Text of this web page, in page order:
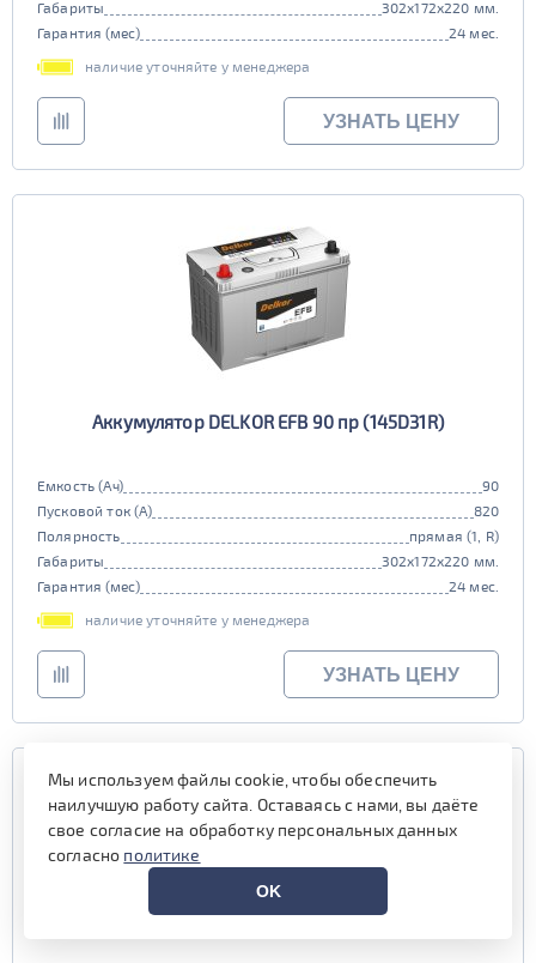
Габариты
302x172x220 мм.
Гарантия (мес)
24 мес.
наличие уточняйте у менеджера
УЗНАТЬ ЦЕНУ
Аккумулятор DELKOR EFB 90 пр (145D31R)
Емкость (Ач)
90
Пусковой ток (А)
820
Полярность
прямая (1, R)
Габариты
302x172x220 мм.
Гарантия (мес)
24 мес.
наличие уточняйте у менеджера
УЗНАТЬ ЦЕНУ
Мы используем файлы cookie, чтобы обеспечить
наилучшую работу сайта. Оставаясь с нами, вы даёте
свое согласие на обработку персональных данных
согласно политике
OK